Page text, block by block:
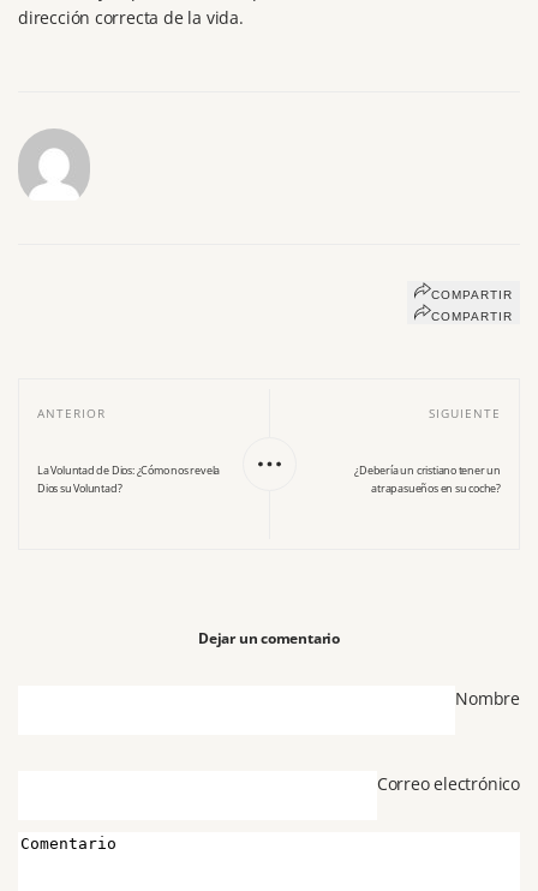
dirección correcta de la vida.
COMPARTIR
COMPARTIR
ANTERIOR
La Voluntad de Dios: ¿Cómo nos revela
Dios su Voluntad?
SIGUIENTE
¿Debería un cristiano tener un
atrapasueños en su coche?
Dejar un comentario
Nombre
Correo electrónico